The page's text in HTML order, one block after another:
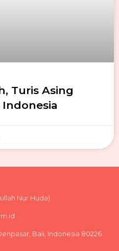
Turis Asing
Nur Huda)
Bali, Indonesia 80226